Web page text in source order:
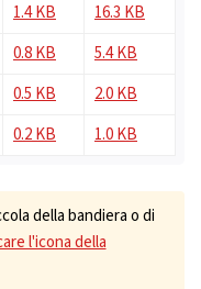
1.4 KB
16.3 KB
0.8 KB
5.4 KB
0.5 KB
2.0 KB
0.2 KB 1.0 KB
della bandiera o di
l'icona della